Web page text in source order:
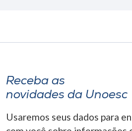
Receba as
novidades da Unoesc
Usaremos seus dados para